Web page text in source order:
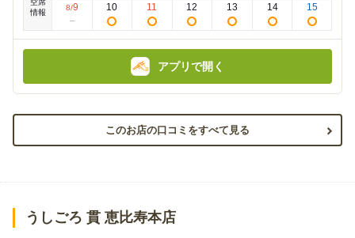
空席
情報
8/9 10 11 12 13 14 15
アプリで開く
このお店の口コミをすべて見る
うしごろ 貫 恵比寿本店